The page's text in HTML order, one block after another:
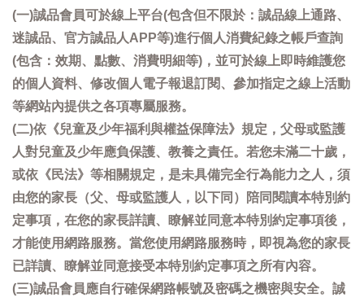
(一)誠品會員可於線上平台(包含但不限於：誠品線上通路、
迷誠品、官方誠品人APP等)進行個人消費紀錄之帳戶查詢
(包含：效期、點數、消費明細等)，並可於線上即時維護您
的個人資料、修改個人電子報退訂閱、參加指定之線上活動
等網站內提供之各項專屬服務。
(二)依《兒童及少年福利與權益保障法》規定，父母或監護
人對兒童及少年應負保護、教養之責任。若您未滿二十歲，
或依《民法》等相關規定，是未具備完全行為能力之人，須
由您的家長（父、母或監護人，以下同）陪同閱讀本特別約
定事項，在您的家長詳讀、瞭解並同意本特別約定事項後，
才能使用網路服務。當您使用網路服務時，即視為您的家長
已詳讀、瞭解並同意接受本特別約定事項之所有內容。
(三)誠品會員應自行確保網路帳號及密碼之機密與安全。誠